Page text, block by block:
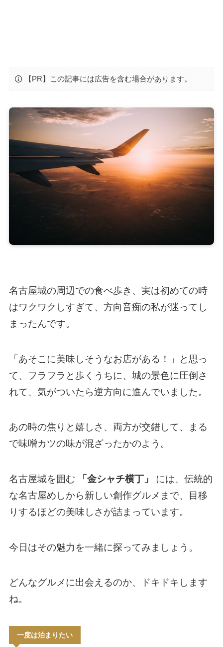
【PR】この記事には広告を含む場合があります。
名古屋城の周辺での食べ歩き、実は初めての時
はワクワクしすぎて、方向音痴の私が迷ってし
まったんです。
「あそこに美味しそうなお店がある！」と思っ
て、フラフラと歩くうちに、城の景色に圧倒さ
れて、気がついたら逆方向に進んでいました。
あの時の焦りと嬉しさ、両方が交錯して、まる
で味噌カツの味が混ざったかのよう。
名古屋城を囲む 「金シャチ横丁」
には、伝統的
な名古屋めしから新しい創作グルメまで、目移
りするほどの美味しさが詰まっています。
今日はその魅力を一緒に探ってみましょう。
どんなグルメに出会えるのか、ドキドキします
ね。
一度は泊まりたい